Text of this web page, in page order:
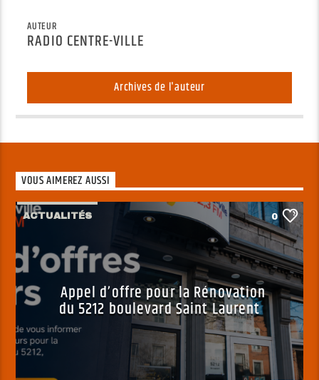
AUTEUR
RADIO CENTRE-VILLE
Archives de l'auteur
VOUS AIMEREZ AUSSI
ACTUALITÉS 0
Appel d’offre pour la Rénovation
du 5212 boulevard Saint Laurent